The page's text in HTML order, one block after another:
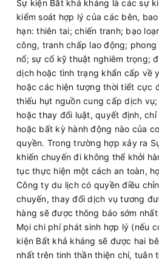
Sự kiện Bất khả kháng là các sự
kiểm soát hợp lý của các bên,
hạn: thiên tai; chiến tranh; bạo
công, tranh chấp lao động; phong
nổ; sự cố kỹ thuật nghiêm trọng;
dịch hoặc tình trạng khẩn cấp về
hoặc các hiện tượng thời tiết cực
thiếu hụt nguồn cung cấp dịch
hoặc thay đổi luật, quyết định,
hoặc bất kỳ hành động nào của
quyền. Trong trường hợp xảy ra
khiến chuyến đi không thể khởi
tục thực hiện một cách an toàn,
Công ty du lịch có quyền điều
chuyến, thay đổi dịch vụ tương
hàng sẽ được thông báo sớm
Mọi chi phí phát sinh hợp lý (nếu
kiện Bất khả kháng sẽ được hai
nhất trên tinh thần thiện chí, tuân